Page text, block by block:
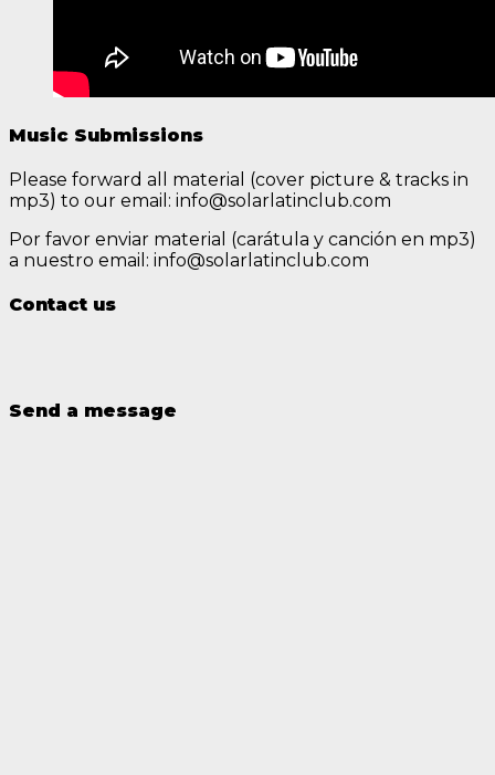
Music Submissions
Please forward all material (cover picture & tracks in
mp3) to our email: info@solarlatinclub.com
Por favor enviar material (carátula y canción en mp3)
a nuestro email: info@solarlatinclub.com
Contact us
Send a message